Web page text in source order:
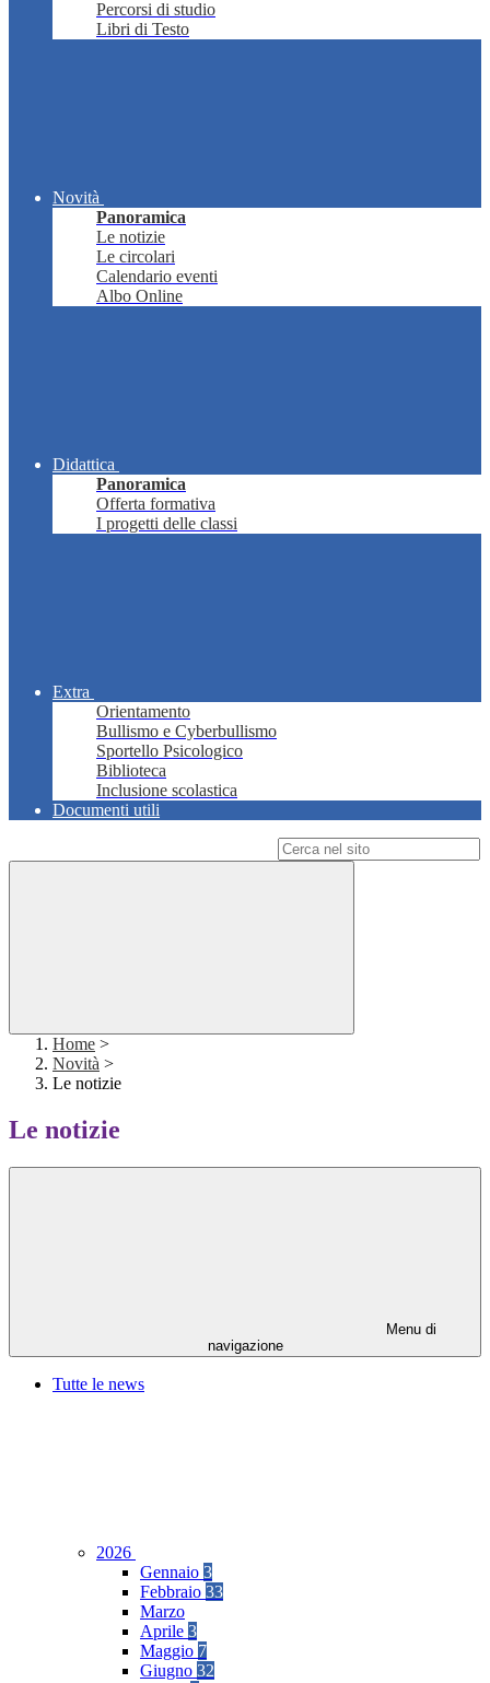
Percorsi di studio
Libri di Testo
Novità
Panoramica
Le notizie
Le circolari
Calendario eventi
Albo Online
Didattica
Panoramica
Offerta formativa
I progetti delle classi
Extra
Orientamento
Bullismo e Cyberbullismo
Sportello Psicologico
Biblioteca
Inclusione scolastica
Documenti utili
Home >
Novità >
Le notizie
Le notizie
Menu di
navigazione
Tutte le news
2026
Gennaio 3
Febbraio 33
Marzo
Aprile 3
Maggio 7
Giugno 32